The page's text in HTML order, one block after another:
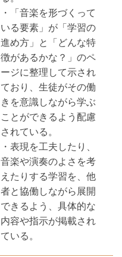
・「音楽を形づくって
いる要素」が「学習の
進め方」と「どんな特
徴があるかな？」のペ
ージに整理して示され
ており、生徒がその働
きを意識しながら学ぶ
ことができるよう配慮
されている。
・表現を工夫したり、
音楽や演奏のよさを考
えたりする学習を、他
者と協働しながら展開
できるよう、具体的な
内容や指示が掲載され
ている。